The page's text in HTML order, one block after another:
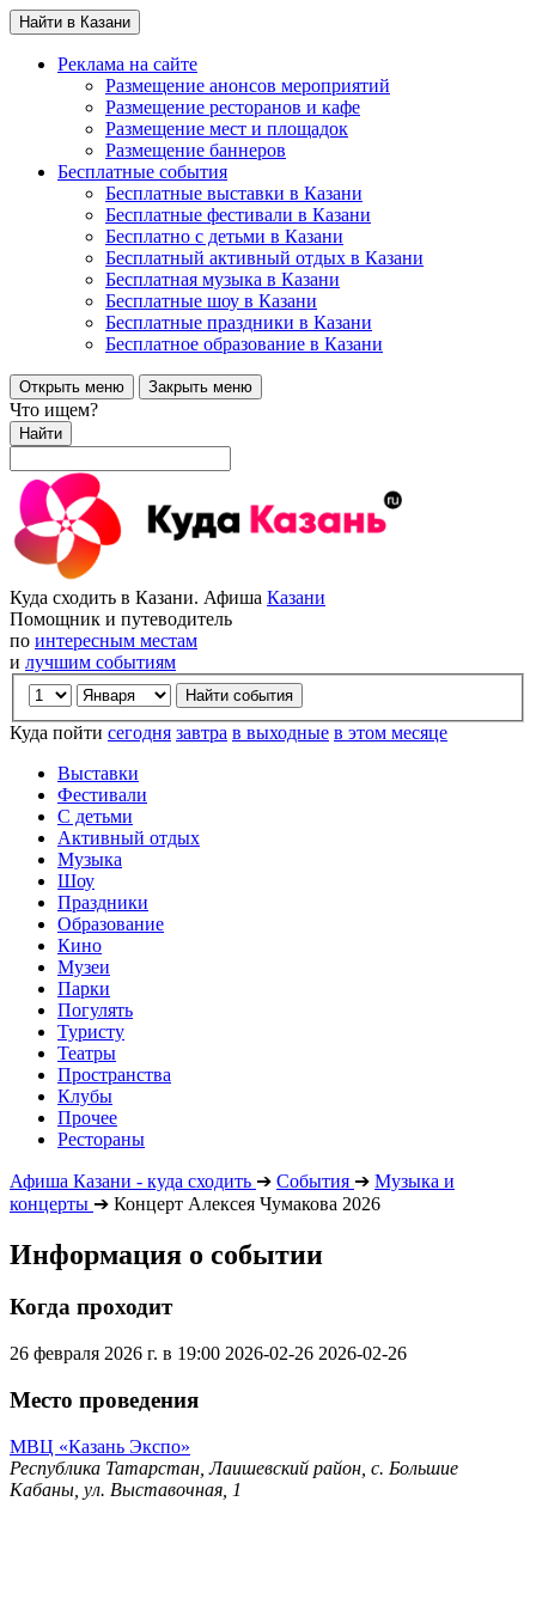
Найти в Казани
Реклама на сайте
Размещение анонсов мероприятий
Размещение ресторанов и кафе
Размещение мест и площадок
Размещение баннеров
Бесплатные события
Бесплатные выставки в Казани
Бесплатные фестивали в Казани
Бесплатно с детьми в Казани
Бесплатный активный отдых в Казани
Бесплатная музыка в Казани
Бесплатные шоу в Казани
Бесплатные праздники в Казани
Бесплатное образование в Казани
Открыть меню Закрыть меню
Что ищем?
Найти
Куда сходить в Казани. Афиша Казани
Помощник и путеводитель
по интересным местам
и лучшим событиям
Куда пойти сегодня завтра в выходные в этом месяце
Выставки
Фестивали
С детьми
Активный отдых
Музыка
Шоу
Праздники
Образование
Кино
Музеи
Парки
Погулять
Туристу
Театры
Пространства
Клубы
Прочее
Рестораны
Афиша Казани - куда сходить ➔ События ➔ Музыка и
концерты ➔ Концерт Алексея Чумакова 2026
Информация о событии
Когда проходит
26 февраля 2026 г. в 19:00 2026-02-26 2026-02-26
Место проведения
МВЦ «Казань Экспо»
Республика Татарстан, Лаишевский район, с. Большие
Кабаны, ул. Выставочная, 1